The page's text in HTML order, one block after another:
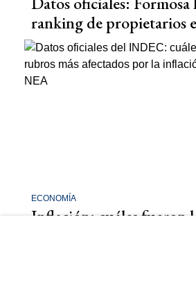
ranking de propietarios
ECONOMÍA
Inflación: cuáles fueron